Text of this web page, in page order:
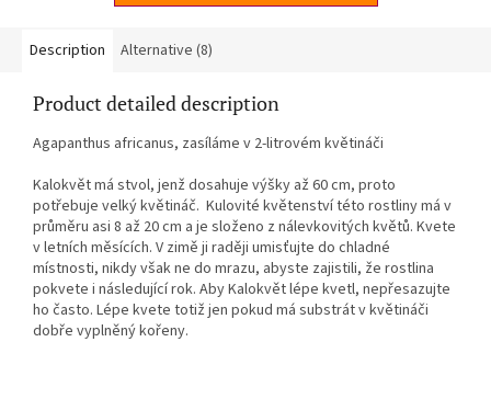
Description Alternative (8)
Product detailed description
Agapanthus africanus, zasíláme v 2-litrovém květináči
Kalokvět má stvol, jenž dosahuje výšky až 60 cm, proto
potřebuje velký květináč. Kulovité květenství této rostliny má v
průměru asi 8 až 20 cm a je složeno z nálevkovitých květů. Kvete
v letních měsících. V zimě ji raději umisťujte do chladné
místnosti, nikdy však ne do mrazu, abyste zajistili, že rostlina
pokvete i následující rok. Aby Kalokvět lépe kvetl, nepřesazujte
ho často. Lépe kvete totiž jen pokud má substrát v květináči
dobře vyplněný kořeny.